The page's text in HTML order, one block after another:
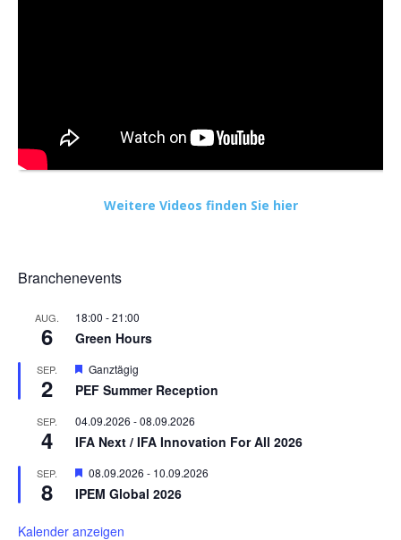
Weitere Videos finden Sie hier
Branchenevents
AUG.
6
18:00 -21:00
Green Hours
SEP.
2
Hervorgehoben
Ganztägig
PEF Summer Reception
SEP.
4
04.09.2026 -08.09.2026
IFA Next / IFA Innovation For All 2026
SEP.
8
Hervorgehoben
08.09.2026 - 10.09.2026
IPEM Global 2026
Kalender anzeigen